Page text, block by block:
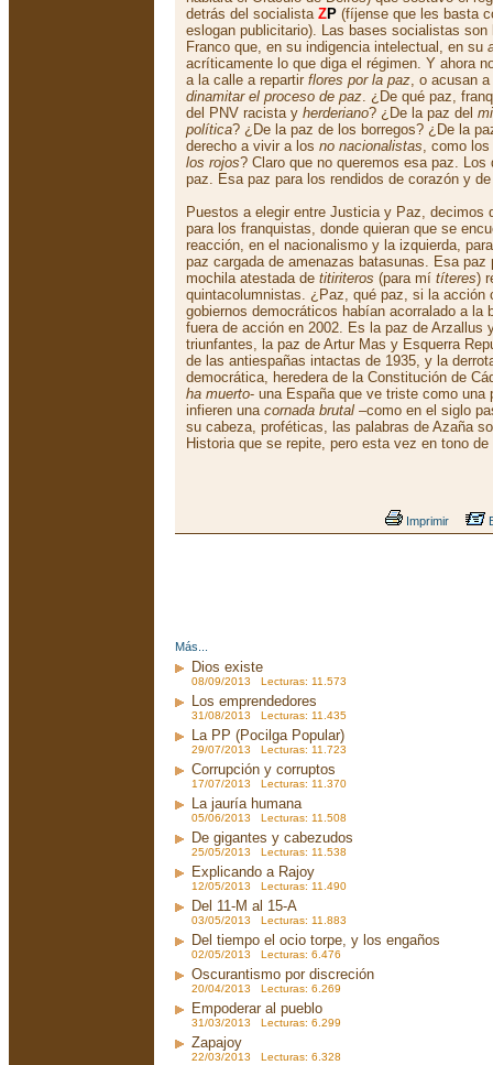
detrás del socialista ZP (fíjense que les basta
eslogan publicitario). Las bases socialistas son
Franco que, en su indigencia intelectual, en su
acríticamente lo que diga el régimen. Y ahora
a la calle a repartir flores por la paz, o acusan
dinamitar el proceso de paz. ¿De qué paz,
del PNV racista y herderiano? ¿De la paz del
política? ¿De la paz de los borregos? ¿De la
derecho a vivir a los no nacionalistas, como
los rojos? Claro que no queremos esa paz.
paz. Esa paz para los rendidos de corazón y
Puestos a elegir entre Justicia y Paz, decimos
para los franquistas, donde quieran que se
reacción, en el nacionalismo y la izquierda,
paz cargada de amenazas batasunas. Esa
mochila atestada de titiriteros (para mí títeres)
quintacolumnistas. ¿Paz, qué paz, si la acción
gobiernos democráticos habían acorralado a la
fuera de acción en 2002. Es la paz de Arzallus
triunfantes, la paz de Artur Mas y Esquerra
de las antiespañas intactas de 1935, y la
democrática, heredera de la Constitución de
ha muerto- una España que ve triste como una
infieren una cornada brutal –como en el siglo
su cabeza, proféticas, las palabras de Azaña
Historia que se repite, pero esta vez en tono
Imprimir
Más...
Dios existe
08/09/2013 Lecturas: 11.573
Los emprendedores
31/08/2013 Lecturas: 11.435
La PP (Pocilga Popular)
29/07/2013 Lecturas: 11.723
Corrupción y corruptos
17/07/2013 Lecturas: 11.370
La jauría humana
05/06/2013 Lecturas: 11.508
De gigantes y cabezudos
25/05/2013 Lecturas: 11.538
Explicando a Rajoy
12/05/2013 Lecturas: 11.490
Del 11-M al 15-A
03/05/2013 Lecturas: 11.883
Del tiempo el ocio torpe, y los engaños
02/05/2013 Lecturas: 6.476
Oscurantismo por discreción
20/04/2013 Lecturas: 6.269
Empoderar al pueblo
31/03/2013 Lecturas: 6.299
Zapajoy
22/03/2013 Lecturas: 6.328